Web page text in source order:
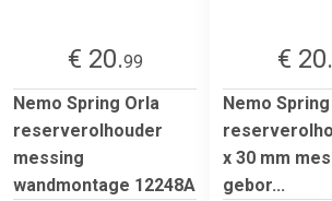
€ 20.99
Nemo Spring Orla
reserverolhouder
messing
wandmontage 12248A
€ 20.
Nemo
x 30 mm
gebor...